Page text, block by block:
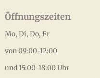
Öffnungszeiten
Mo, Di, Do, Fr
von 09:00-12:00
und 15:00-18:00 Uhr